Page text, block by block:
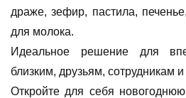
драже, зефир, пастила,
для молока.
Идеальное решение для
близким, друзьям, сотрудникам
Откройте для себя